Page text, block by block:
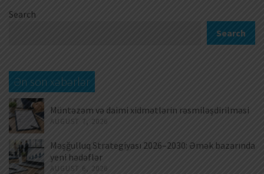
Search
Search
Ən son xəbərlər
Müntəzəm və daimi xidmətlərin rəsmiləşdirilməsi
AUGUST 7, 2026
Məşğulluq Strategiyası 2026–2030: Əmək bazarında
yeni hədəflər
AUGUST 6, 2026